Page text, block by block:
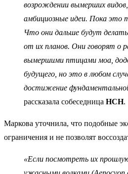
возрождении вымерших
амбициозные идеи. Пока это
Что они дальше будут
от их планов. Они говорят о
вымершими птицами моа,
будущего, но это в любом
достижение
рассказала собеседница НСН.
Маркова уточнила, что подобные
ограничения и не позволят
«Если посмотреть их